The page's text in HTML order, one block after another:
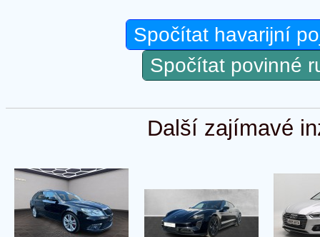
Spočítat havarijní
Spočítat povinné
Další zajímavé